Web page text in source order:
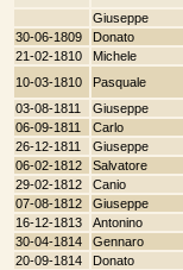
Giuseppe
30-06-1809
Donato
21-02-1810
Michele
10-03-1810
Pasquale
03-08-1811
Giuseppe
06-09-1811
Carlo
26-12-1811
Giuseppe
06-02-1812
Salvatore
29-02-1812
Canio
07-08-1812
Giuseppe
16-12-1813
Antonino
30-04-1814
Gennaro
20-09-1814
Donato